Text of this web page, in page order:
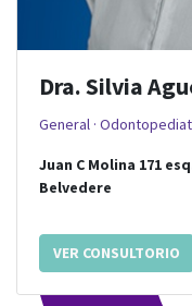
Dra. Silvia
General ·
Juan C Molina 171
Belvedere
VER CONSULTORIO